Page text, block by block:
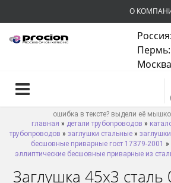
О
Россия:
Пермь:
ошибка в тексте? выдели её
главная » детали трубопроводов »
трубопроводов » заглушки стальные »
бесшовные приварные гост 17379-2001 »
эллиптические бесшовные приварные из
Заглушка 45х3